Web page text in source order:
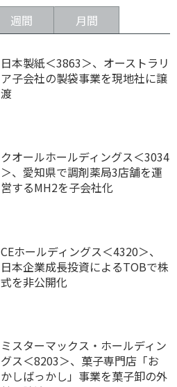
週間 月間
日本製紙＜3863＞、オーストラリ
ア子会社の製袋事業を現地社に譲
渡
クオールホールディングス＜3034
＞、愛知県で調剤薬局3店舗を運
営するMH2を子会社化
CEホールディングス＜4320＞、
日本企業成長投資によるTOBで株
式を非公開化
ミスターマックス・ホールディン
グス＜8203＞、菓子専門店「お
かしばっかし」事業を菓子卸の外